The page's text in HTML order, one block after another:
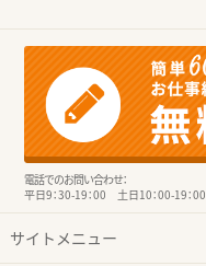
電話でのお問い合わせ：
平日9：30-19：00 土日10：00-19：00
サイトメニュー